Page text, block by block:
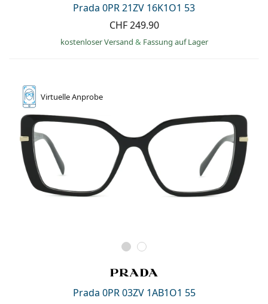
Prada 0PR 21ZV 16K1O1 53
CHF 249.90
kostenloser Versand & Fassung auf Lager
VirtuelleAnprobe
Prada 0PR 03ZV 1AB1O1 55